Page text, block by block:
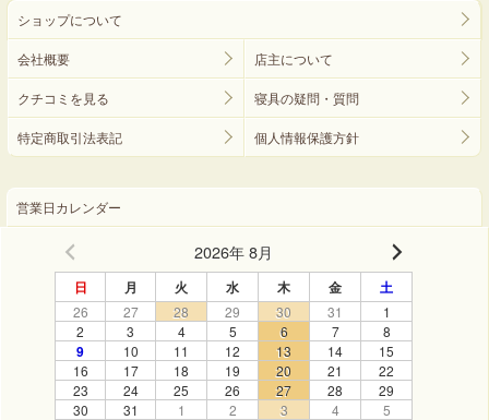
ショップについて
会社概要 店主について
クチコミを見る 寝具の疑問・質問
特定商取引法表記 個人情報保護方針
営業日カレンダー
2026年 8月
日 月 火 水 木 金 土
26 27 28 29 30 31
1
2
3 4 5 6 7 8
9 10 11 12 13 14
15
16
17 18 19 20 21
22
23
24 25 26 27 28
29
30
31 1 2 3 4 5